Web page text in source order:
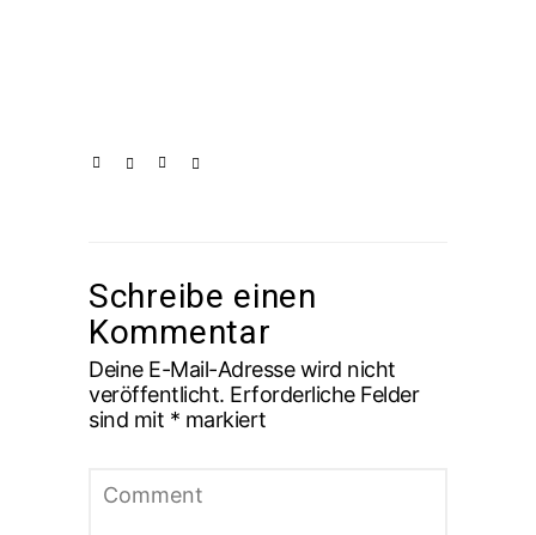
Schreibe einen
Kommentar
Deine E-Mail-Adresse wird nicht
veröffentlicht. Erforderliche Felder
sind mit * markiert